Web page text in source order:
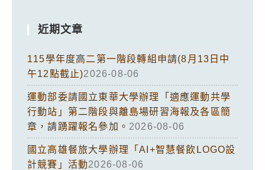
近期文章
115學年度高二第一階段轉組申請(8月13日中
午12點截止)2026-08-06
運動部委請國立東華大學辦理「適應運動共學
行動站」第二階段與離島場研習海報及各區簡
章，請踴躍報名參加。 2026-08-06
國立高雄餐旅大學辦理「AI+智慧餐飲LOGO設
計競賽」活動2026-08-06